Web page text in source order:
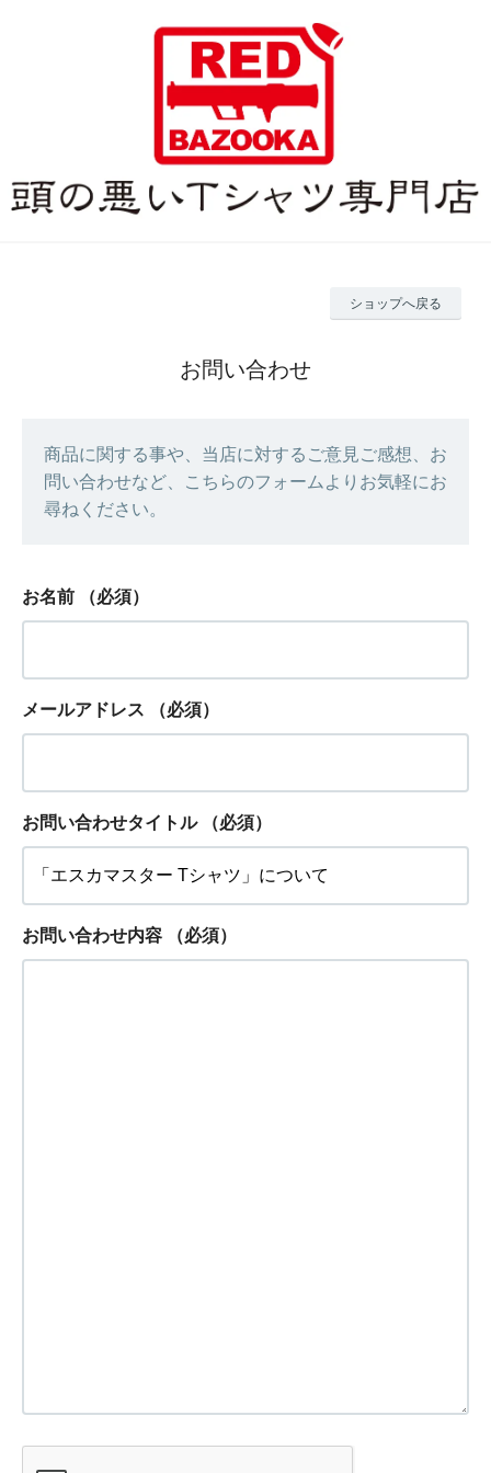
ショップへ戻る
お問い合わせ
商品に関する事や、当店に対するご意見ご感想、お
問い合わせなど、こちらのフォームよりお気軽にお
尋ねください。
お名前 （必須）
メールアドレス （必須）
お問い合わせタイトル （必須）
お問い合わせ内容 （必須）